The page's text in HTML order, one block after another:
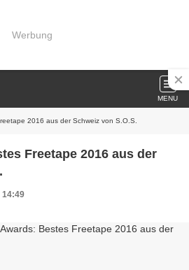
Werbung
MENU
2016 aus der Schweiz von S.O.S.
Freetape 2016 aus der
14:49